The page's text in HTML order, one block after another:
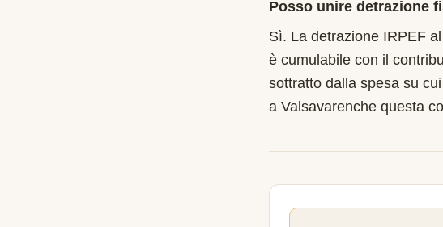
Posso unire detrazione
Sì. La detrazione IRPEF
è cumulabile con il
sottratto dalla spesa su
a Valsavarenche questa